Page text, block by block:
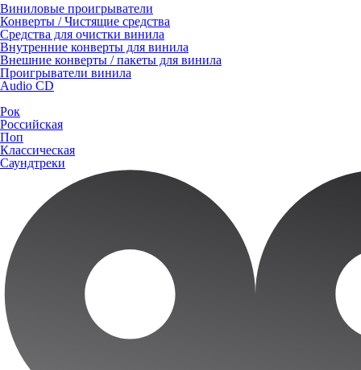
Виниловые проигрыватели
Конверты / Чистящие средства
Средства для очистки винила
Внутренние конверты для винила
Внешние конверты / пакеты для винила
Проигрыватели винила
Audio CD
Рок
Российская
Поп
Классическая
Саундтреки